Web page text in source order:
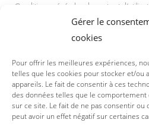
Gérer le
cookies
Pour offrir les meilleures expériences,
telles que les cookies pour stocker et/ou
appareils. Le fait de consentir à ces
des données telles que le comportement
sur ce site. Le fait de ne pas consentir
peut avoir un effet négatif sur certaines
Conditions générales de vente et
Politique de cookies (UE)
PAIEMENT SÉCURISÉ
Rapide et sécurisé par carte bancaire ou